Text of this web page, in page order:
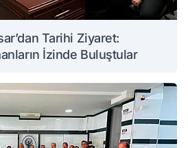
Tarihi Ziyaret:
İzinde Buluştular